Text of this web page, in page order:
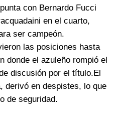
con Bernardo Fucci
en el cuarto,
ser campeón.
las posiciones hasta
donde el azuleño rompió el
discusión por el título.El
derivó en despistes, lo que
de seguridad.